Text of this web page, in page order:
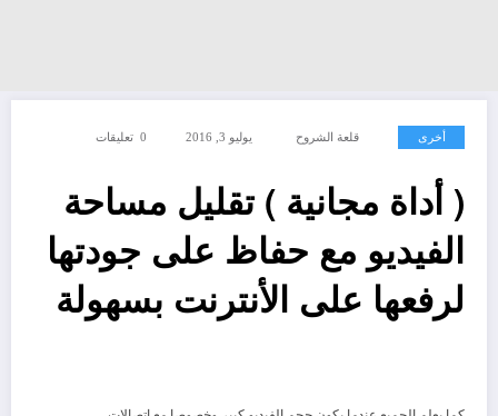
أخرى قلعة الشروح يوليو 3, 2016 0 تعليقات
( أداة مجانية ) تقليل مساحة
الفيديو مع حفاظ على جودتها
لرفعها على الأنترنت بسهولة